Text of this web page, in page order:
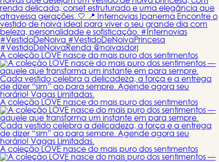
A coleção LOVE nasce do mais puro dos sentimentos
A coleção LOVE nasce do mais puro dos sentimentos
A coleção LOVE nasce do mais puro dos sentimentos